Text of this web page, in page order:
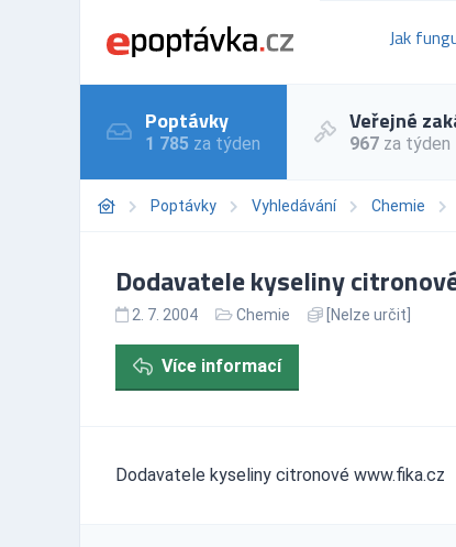
Jak
Poptávky
1 785 za týden
Veřejné
967 za týden
Poptávky Vyhledávání Chemie
Dodavatele kyseliny
2. 7. 2004 Chemie [Nelze určit]
Více informací
Dodavatele kyseliny citronové www.fika.cz